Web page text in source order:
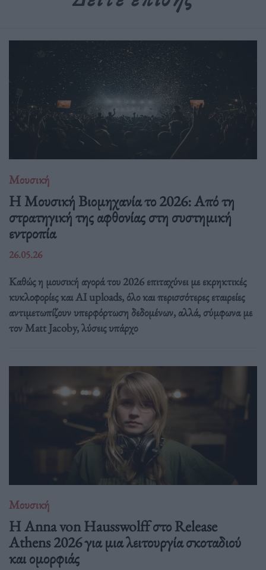
Μουσική
Η Μουσική Βιομηχανία το 2026: Από τη
στρατηγική της αφθονίας στη συστημική
εντροπία
26.05.26
Καθώς η μουσική αγορά του 2026 επιταχύνει με εκρηκτικές
κυκλοφορίες και AI uploads, όλο και περισσότερες εταιρείες
αντιμετωπίζουν υπερφόρτωση δεδομένων, αλλά, σύμφωνα με
τον Matt Jacoby, λύσεις υπάρχο
Μουσική
Η Anna von Hausswolff στο Release
Athens 2026 για μια λειτουργία σκοταδιού
και ομορφιάς